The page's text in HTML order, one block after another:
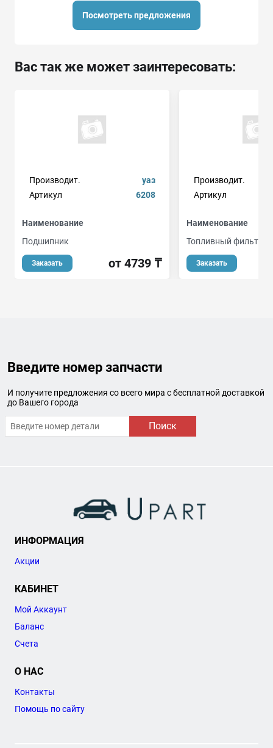
Посмотреть предложения
Вас так же может заинтересовать:
Производит.
уаз
Артикул
6208
Наименование
Подшипник
Заказать от 4739 ₸
Производит.
Артикул
Наименование
Топливный фильтр
Заказать
Введите номер запчасти
И получите предложения со всего мира с бесплатной доставкой
до Вашего города
Поиск
ИНФОРМАЦИЯ
Акции
КАБИНЕТ
Мой Аккаунт
Баланс
Счета
О НАС
Контакты
Помощь по сайту